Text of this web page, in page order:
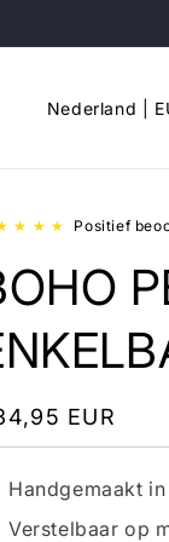
d
r
e
g
i
o
★ ★ ★ Positief
EUR
Handgemaakt
Verstelbaar op